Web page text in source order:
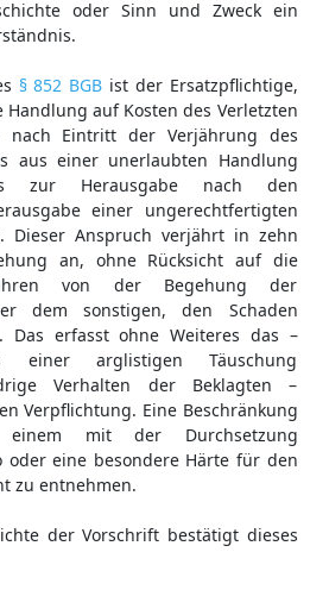
oder Sinn und Zweck ein
§ 852 BGB ist der Ersatzpflichtige,
auf Kosten des Verletzten
Eintritt der Verjährung des
aus einer unerlaubten Handlung
zur Herausgabe nach den
einer ungerechtfertigten
Dieser Anspruch verjährt in zehn
an, ohne Rücksicht auf die
von der Begehung der
dem sonstigen, den Schaden
Das erfasst ohne Weiteres das –
einer arglistigen Täuschung
Verhalten der Beklagten –
Verpflichtung. Eine Beschränkung
mit der Durchsetzung
oder eine besondere Härte für den
zu entnehmen.
der Vorschrift bestätigt dieses